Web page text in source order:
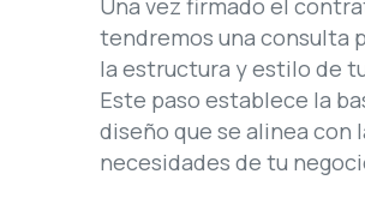
la estructura y estilo de
Este paso establece la
diseño que se alinea con
necesidades de tu